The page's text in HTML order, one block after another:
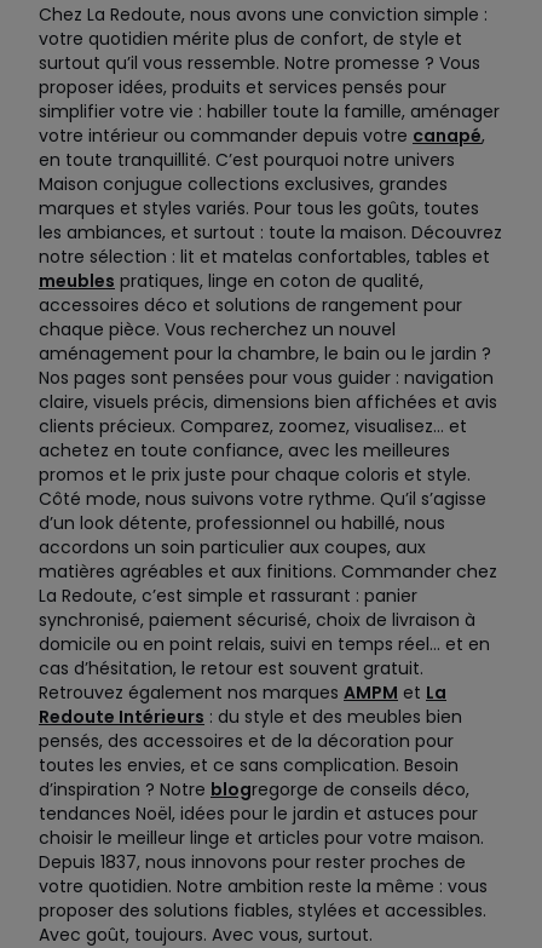
Chez La Redoute, nous avons une conviction simple :
votre quotidien mérite plus de confort, de style et
surtout qu’il vous ressemble. Notre promesse ? Vous
proposer idées, produits et services pensés pour
simplifier votre vie : habiller toute la famille, aménager
votre intérieur ou commander depuis votre canapé,
en toute tranquillité. C’est pourquoi notre univers
Maison conjugue collections exclusives, grandes
marques et styles variés. Pour tous les goûts, toutes
les ambiances, et surtout : toute la maison. Découvrez
notre sélection : lit et matelas confortables, tables et
meubles pratiques, linge en coton de qualité,
accessoires déco et solutions de rangement pour
chaque pièce. Vous recherchez un nouvel
aménagement pour la chambre, le bain ou le jardin ?
Nos pages sont pensées pour vous guider : navigation
claire, visuels précis, dimensions bien affichées et avis
clients précieux. Comparez, zoomez, visualisez… et
achetez en toute confiance, avec les meilleures
promos et le prix juste pour chaque coloris et style.
Côté mode, nous suivons votre rythme. Qu’il s’agisse
d’un look détente, professionnel ou habillé, nous
accordons un soin particulier aux coupes, aux
matières agréables et aux finitions. Commander chez
La Redoute, c’est simple et rassurant : panier
synchronisé, paiement sécurisé, choix de livraison à
domicile ou en point relais, suivi en temps réel… et en
cas d’hésitation, le retour est souvent gratuit.
Retrouvez également nos marques AMPM et La
Redoute Intérieurs : du style et des meubles bien
pensés, des accessoires et de la décoration pour
toutes les envies, et ce sans complication. Besoin
d’inspiration ? Notre blogregorge de conseils déco,
tendances Noël, idées pour le jardin et astuces pour
choisir le meilleur linge et articles pour votre maison.
Depuis 1837, nous innovons pour rester proches de
votre quotidien. Notre ambition reste la même : vous
proposer des solutions fiables, stylées et accessibles.
Avec goût, toujours. Avec vous, surtout.